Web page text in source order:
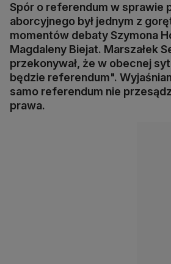
Spór o referendum w sprawie
aborcyjnego był jednym z
momentów debaty Szymona
Magdaleny Biejat. Marszałek
przekonywał, że w obecnej
będzie referendum".
samo referendum nie
prawa.